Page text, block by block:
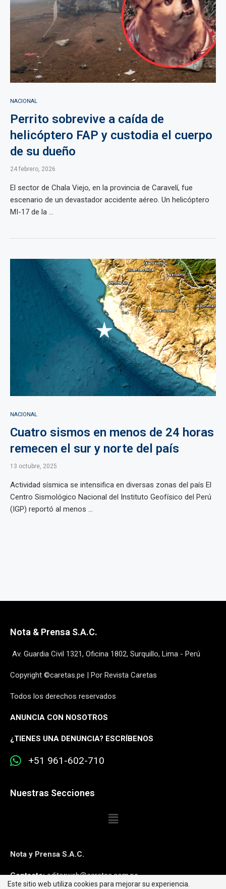
NACIONAL
Perrito sobrevive a caída de
helicóptero FAP y custodia el cuerpo
de su dueño
24 febrero, 2026
El sector de Chala Viejo, en la provincia de Caravelí, fue
escenario de un devastador accidente aéreo. Un helicóptero
MI-17 de la ...
NACIONAL
Cuatro sismos en menos de 24 horas
remecen el sur y norte del país
13 octubre, 2025
Actividad sísmica se intensifica en diversas zonas del país El
Centro Sismológico Nacional del Instituto Geofísico del Perú
(IGP) reportó al menos ...
Nota & Prensa S.A.C.
Av. Guardia Civil 1321, Oficina 1802, Surquillo, Lima - Perú
Copyright ©caretas.pe | Por Revista Caretas
Todos los derechos reservados
ANUNCIA CON NOSOTROS
¿TIENES UNA DENUNCIA? ESCRÍBENOS
+51 961-602-710
Nuestras Secciones
Nota y Prensa S.A.C.
Contacto:editorweb@caretas.com.pe
Este sitio web utiliza cookies para mejorar su experiencia.